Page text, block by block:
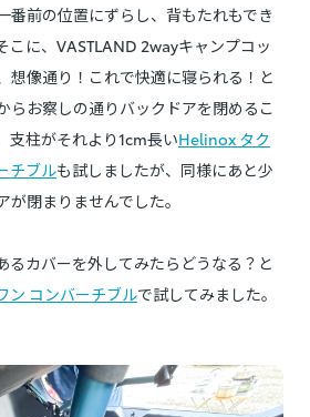
番前の位置にずらし、背もたれもでき
こに、VASTLAND 2wayキャンプコッ
想像通り！これで快適に寝られる！と
お察しの通りバックドアを閉めるこ
支柱がそれより1cm長いHelinox タク
チブルも試しましたが、同様にあと少
閉まりませんでした。
るカバーを外してみたらどうなる？と
ン コンバーチブルで試してみました。